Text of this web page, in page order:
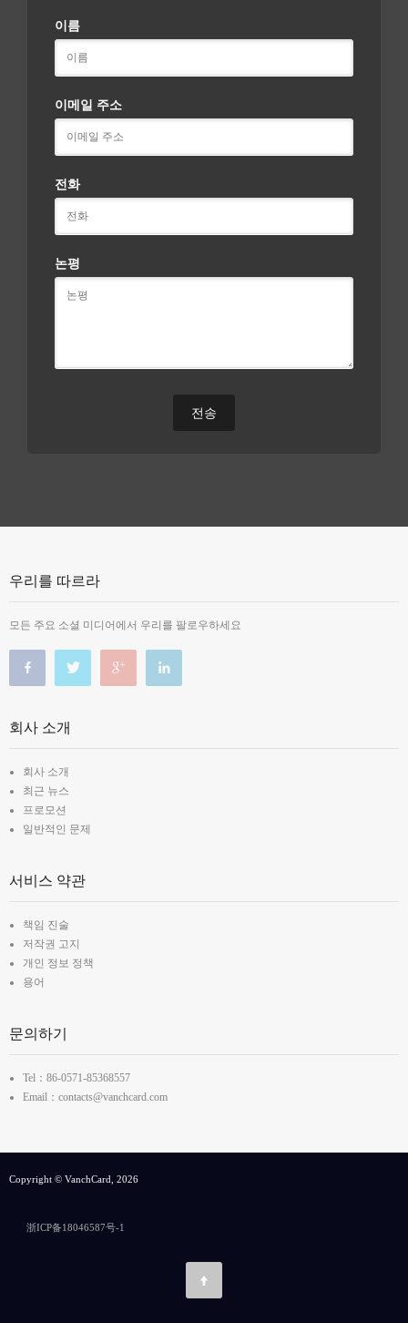
이름
이메일 주소
전화
논평
우리를 따르라
모든 주요 소셜 미디어에서 우리를 팔로우하세요
회사 소개
회사 소개
최근 뉴스
프로모션
일반적인 문제
서비스 약관
책임 진술
저작권 고지
개인 정보 정책
용어
문의하기
Tel：86-0571-85368557
Email：contacts@vanchcard.com
Copyright © VanchCard, 2026
浙ICP备18046587号-1